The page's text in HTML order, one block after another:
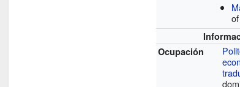
Ocupación